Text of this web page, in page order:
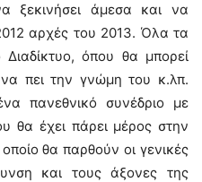
ξεκινήσει άμεσα και να
αρχές του 2013. Όλα τα
όπου θα μπορεί
πει την γνώμη του κ.λπ.
πανεθνικό συνέδριο με
θα έχει πάρει μέρος στην
θα παρθούν οι γενικές
και τους άξονες της